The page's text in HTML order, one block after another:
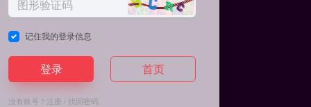
记住我的登录信息
登录 首页
没有账号？ 注册 /找回密码